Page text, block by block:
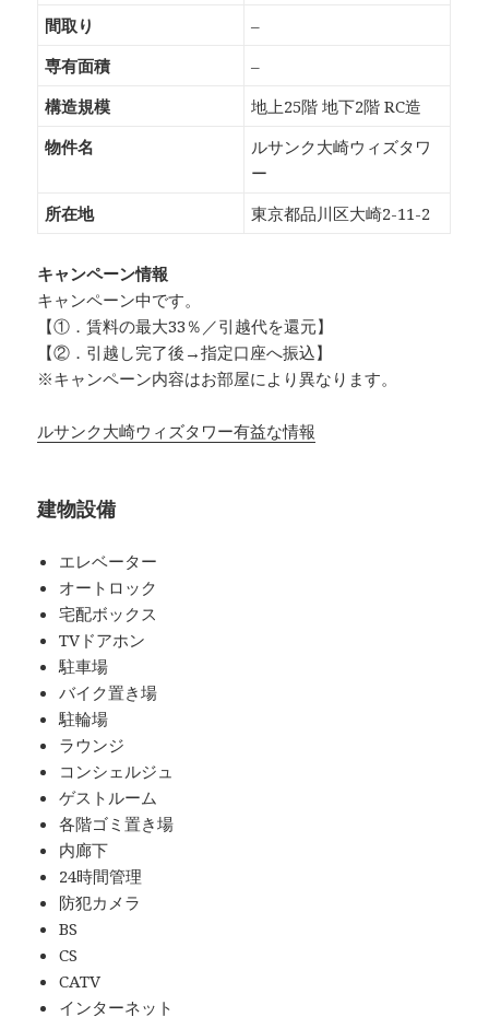
間取り
–
専有面積
–
構造規模
地上25階 地下2階 RC造
物件名
ルサンク大崎ウィズタワ
ー
所在地
東京都品川区大崎2-11-2
キャンペーン情報
キャンペーン中です。
【①．賃料の最大33％／引越代を還元】
【②．引越し完了後→指定口座へ振込】
※キャンペーン内容はお部屋により異なります。
ルサンク大崎ウィズタワー有益な情報
建物設備
エレベーター
オートロック
宅配ボックス
TVドアホン
駐車場
バイク置き場
駐輪場
ラウンジ
コンシェルジュ
ゲストルーム
各階ゴミ置き場
内廊下
24時間管理
防犯カメラ
BS
CS
CATV
インターネット